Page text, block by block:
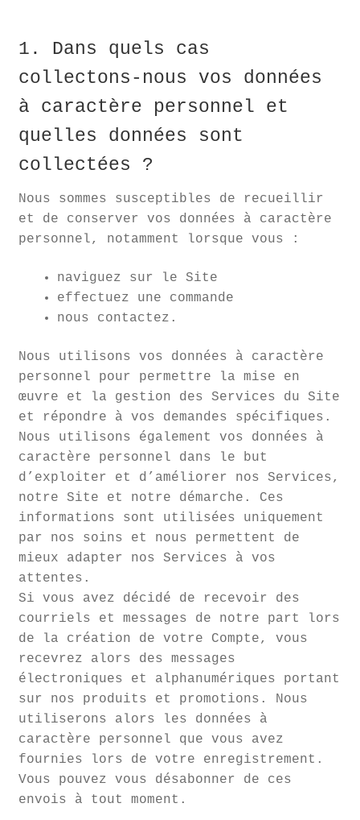
1. Dans quels cas
collectons-nous vos données
à caractère personnel et
quelles données sont
collectées ?
Nous sommes susceptibles de recueillir
et de conserver vos données à caractère
personnel, notamment lorsque vous :
naviguez sur le Site
effectuez une commande
nous contactez.
Nous utilisons vos données à caractère
personnel pour permettre la mise en
œuvre et la gestion des Services du Site
et répondre à vos demandes spécifiques.
Nous utilisons également vos données à
caractère personnel dans le but
d’exploiter et d’améliorer nos Services,
notre Site et notre démarche. Ces
informations sont utilisées uniquement
par nos soins et nous permettent de
mieux adapter nos Services à vos
attentes.
Si vous avez décidé de recevoir des
courriels et messages de notre part lors
de la création de votre Compte, vous
recevrez alors des messages
électroniques et alphanumériques portant
sur nos produits et promotions. Nous
utiliserons alors les données à
caractère personnel que vous avez
fournies lors de votre enregistrement.
Vous pouvez vous désabonner de ces
envois à tout moment.